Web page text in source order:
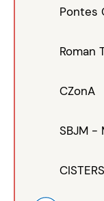
Pontes
Roman
CZonA
SBJM -